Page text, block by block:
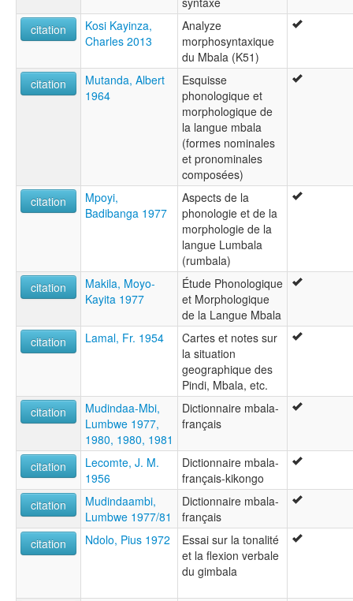
citation
Kosi Kayinza,
Charles 2013
Analyze
morphosyntaxique
du Mbala (K51)
citation
Mutanda, Albert
1964
Esquisse
phonologique et
morphologique de
la langue mbala
(formes nominales
et pronominales
composées)
citation
Mpoyi,
Badibanga 1977
Aspects de la
phonologie et de la
morphologie de la
langue Lumbala
(rumbala)
citation
Makila, Moyo-
Kayita 1977
Étude Phonologique
et Morphologique
de la Langue Mbala
citation
Lamal, Fr. 1954
Cartes et notes sur
la situation
geographique des
Pindi, Mbala, etc.
citation
Mudindaa-Mbi,
Lumbwe 1977,
1980, 1980, 1981
Dictionnaire mbala-
français
citation
Lecomte, J. M.
1956
Dictionnaire mbala-
français-kikongo
citation
Mudindaambi,
Lumbwe 1977/81
Dictionnaire mbala-
français
citation
Ndolo, Pius 1972
Essai sur la tonalité
et la flexion verbale
du gimbala